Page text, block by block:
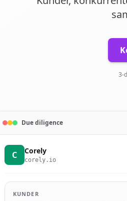
3-
Due diligence
C Corely
corely.io
KUNDER